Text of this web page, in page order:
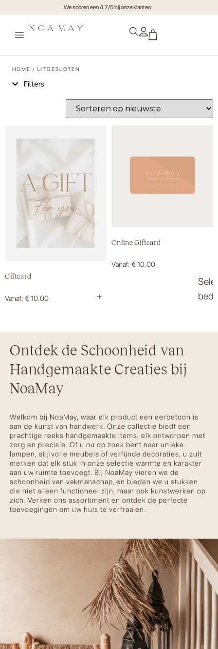
We scoren een 4.7/5 bij onze klanten
HOME / UITGESLOTEN
Filters
Giftcard
Vanaf: €10.00 +
Online Giftcard
Vanaf: €10.00
Ontdek de Schoonheid van
Handgemaakte Creaties bij
NoaMay
Welkom bij NoaMay, waar elk product een eerbetoon is
aan de kunst van handwerk. Onze collectie biedt een
prachtige reeks handgemaakte items, elk ontworpen met
zorg en precisie. Of u nu op zoek bent naar unieke
lampen, stijlvolle meubels of verfijnde decoraties, u zult
merken dat elk stuk in onze selectie warmte en karakter
aan uw ruimte toevoegt. Bij NoaMay vieren we de
schoonheid van vakmanschap, en bieden we u stukken
die niet alleen functioneel zijn, maar ook kunstwerken op
zich. Verken ons assortiment en ontdek de perfecte
toevoegingen om uw huis te verfraaien.